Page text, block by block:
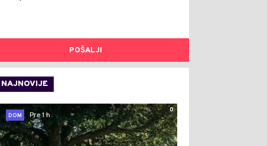
POŠALJI
NAJNOVIJE
0
DOM
Pre 1 h